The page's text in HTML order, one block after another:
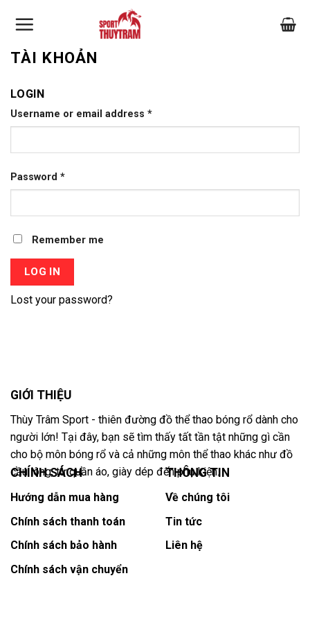
TÀI KHOẢN
LOGIN
Username or email address *
Password *
Remember me
LOG IN
Lost your password?
GIỚI THIỆU
Thùy Trâm Sport - thiên đường đồ thể thao bóng rổ dành cho
người lớn! Tại đây, bạn sẽ tìm thấy tất tần tật những gì cần
cho bộ môn bóng rổ và cả những môn thể thao khác như đồ
cầu lông, từ quần áo, giày dép đến phụ kiện.
CHÍNH SÁCH
Hướng dẫn mua hàng
Chính sách thanh toán
Chính sách bảo hành
Chính sách vận chuyển
THÔNG TIN
Về chúng tôi
Tin tức
Liên hệ